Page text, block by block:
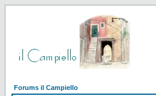
Forums il Campiello